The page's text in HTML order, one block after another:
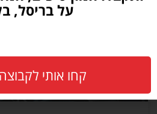
על בריסל,
קחו אותי